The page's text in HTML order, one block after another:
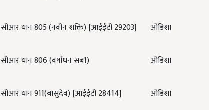
सीआर धान 805 (नवीन शक्ति) [आईईटी29203] ओडिशा
सीआर धान 806 (वर्षाधन सब1) ओडिशा
सीआर धान 911(बासुदेव) [आईईटी28414] ओडिशा